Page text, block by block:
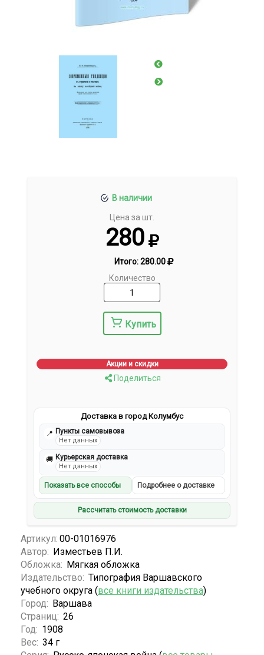
В наличии
Цена за шт.
280
Итого:280.00
Количество
Купить
Акции и скидки
Поделиться
Доставка в город Колумбус
📍 Пункты самовывоза
Нет данных
🚚 Курьерская доставка
Нет данных
Показать все способы Подробнее о доставке
Рассчитать стоимость доставки
Артикул: 00-01016976
Автор: Изместьев П.И.
Обложка: Мягкая обложка
Издательство: Типография Варшавского
учебного округа (все книги издательства)
Город: Варшава
Страниц: 26
Год: 1908
Вес: 34 г